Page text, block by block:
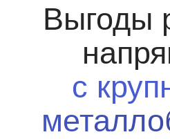
Выгоды
с